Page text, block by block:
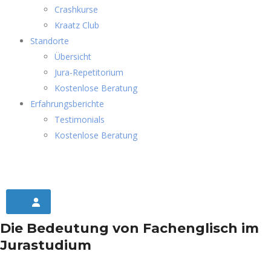
Crashkurse
Kraatz Club
Standorte
Übersicht
Jura-Repetitorium
Kostenlose Beratung
Erfahrungsberichte
Testimonials
Kostenlose Beratung
Die Bedeutung von Fachenglisch im
Jurastudium